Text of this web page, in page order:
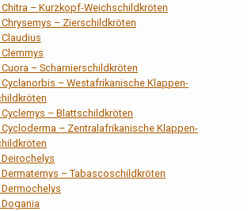
– Kurzkopf-Weichschildkröten
– Zierschildkröten
– Scharnierschildkröten
– Westafrikanische Klappen-
– Blattschildkröten
– Zentralafrikanische Klappen-
– Tabascoschildkröten